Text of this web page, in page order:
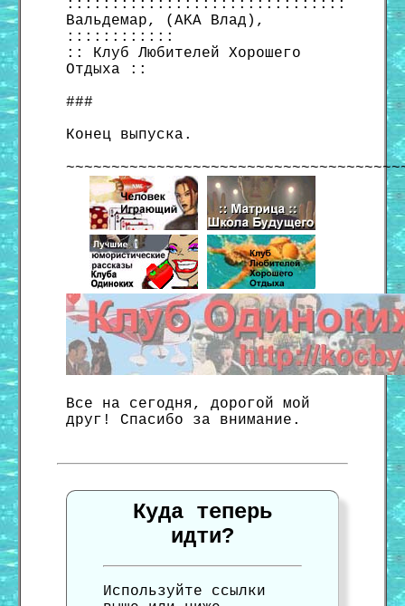
:::::::::::::::::::::::::::::::
Вальдемар, (AKA Влад),
::::::::::::
:: Клуб Любителей Хорошего
Отдыха ::
###
Конец выпуска.
Все на сегодня, дорогой мой
друг! Спасибо за внимание.
Куда теперь
идти?
Используйте ссылки